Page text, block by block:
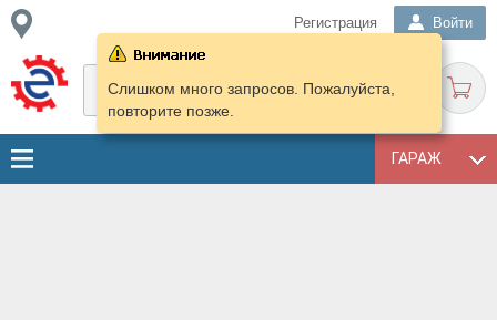
Регистрация Войти
ГАРАЖ
Слишком много запросов. Пожалуйста,
повторите позже.